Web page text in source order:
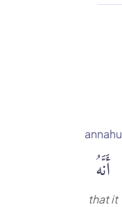
annahu
أَنَّهُ
that it